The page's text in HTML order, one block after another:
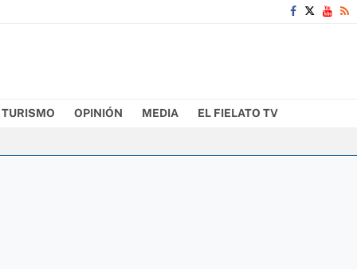
TURISMO OPINIÓN MEDIA EL FIELATO TV